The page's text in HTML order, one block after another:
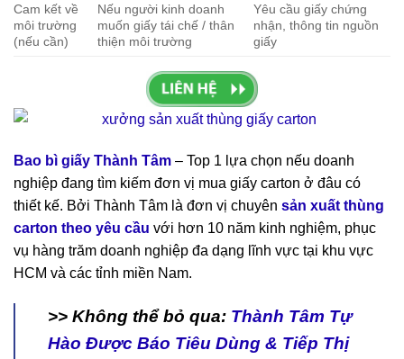
Cam kết về
môi trường
(nếu cần)
Nếu người kinh doanh
muốn giấy tái chế / thân
thiện môi trường
Yêu cầu giấy chứng
nhận, thông tin nguồn
giấy
Bao bì giấy Thành Tâm – Top 1 lựa chọn nếu doanh
nghiệp đang tìm kiếm đơn vị mua giấy carton ở đâu có
thiết kế. Bởi Thành Tâm là đơn vị chuyên sản xuất thùng
carton theo yêu cầu với hơn 10 năm kinh nghiệm, phục
vụ hàng trăm doanh nghiệp đa dạng lĩnh vực tại khu vực
HCM và các tỉnh miền Nam.
>> Không thể bỏ qua: Thành Tâm Tự
Hào Được Báo Tiêu Dùng & Tiếp Thị